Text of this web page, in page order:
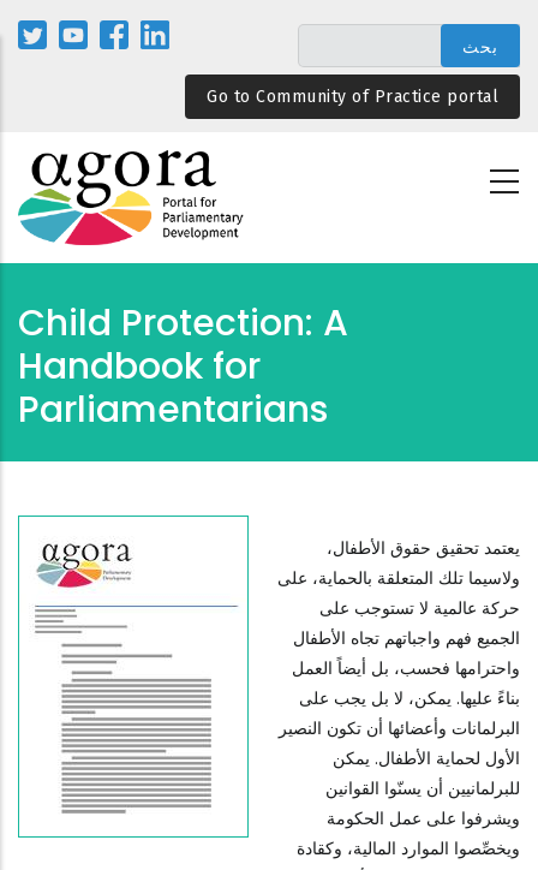
المحتوى
الرئيسيGo to Community of Practice portal
Child Protection: A
Handbook for
Parliamentarians
يعتمد تحقيق حقوق الأطفال،
ولاسيما تلك المتعلقة بالحماية، على
حركة عالمية لا تستوجب على
الجميع فهم واجباتهم تجاه الأطفال
واحترامها فحسب، بل أيضاً العمل
بناءً عليها. يمكن، لا بل يجب على
البرلمانات وأعضائها أن تكون النصير
الأول لحماية الأطفال. يمكن
للبرلمانيين أن يسنّوا القوانين
ويشرفوا على عمل الحكومة
ويخصِّصوا الموارد المالية، وكقادة